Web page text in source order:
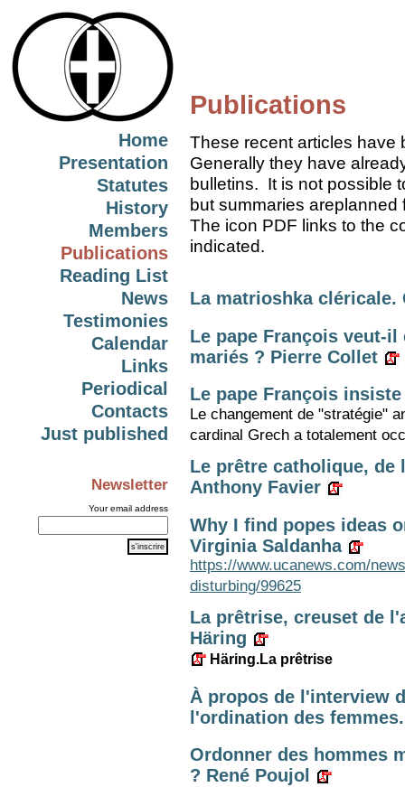
Home
Presentation
Statutes
History
Members
Publications
Reading List
News
Testimonies
Calendar
Links
Periodical
Contacts
Just published
Newsletter
Your email address
Publications
These recent articles have
Generally they have
bulletins. It is not possible
but summaries
The icon PDF links to the
indicated.
La matrioshka
Le pape François veut-
mariés ? Pierre Collet
Le pape François
Le changement de "stratégie"
cardinal Grech a totalement
Le prêtre catholique, de
Anthony Favier
Why I find popes ideas
Virginia Saldanha
https://www.ucanews.com/
disturbing/99625
La prêtrise, creuset de
Häring
Häring.La prêtrise
À propos de l'interview
l'ordination des
Ordonner des hommes
? René Poujol